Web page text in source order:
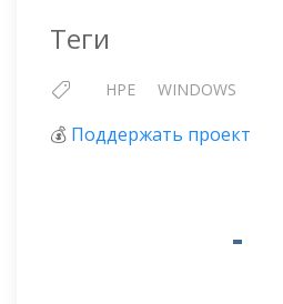
Теги
HPE WINDOWS
💰 Поддержать проект